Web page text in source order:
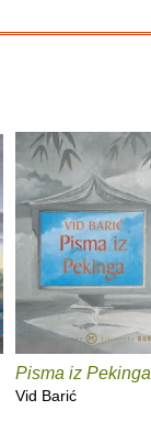
Pisma iz Pekinga
Vid Barić